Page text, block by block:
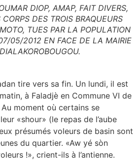
DIOP, AMAP, FAIT DIVERS,
CORPS DES TROIS BRAQUEURS
TUES PAR LA POPULATION
05/2012 EN FACE DE LA MAIRIE
tire vers sa fin. Un lundi, il est
à Faladjè en Commune VI de
moment où certains se
«shour» (le repas de l’aube
présumés voleurs de basin sont
du quartier. «Aw yé sòn
!», crient-ils à l’antienne.